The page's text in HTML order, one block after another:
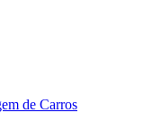
de Carros